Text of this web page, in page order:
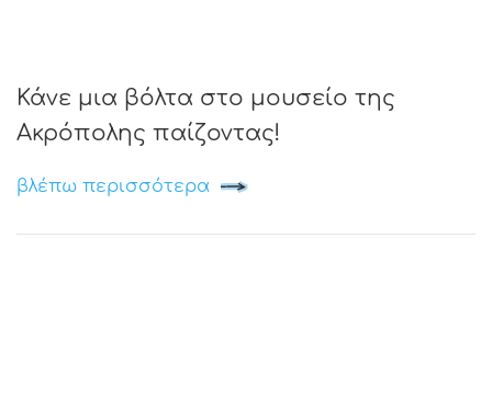
Κάνε μια βόλτα στο μουσείο της
Ακρόπολης παίζοντας!
βλέπω περισσότερα